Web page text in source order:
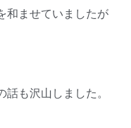
和ませていましたが
も沢山しました。